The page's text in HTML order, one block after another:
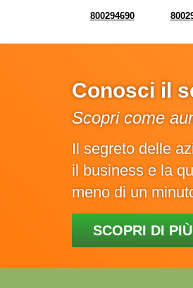
800294690
Conosci il
Scopri come
Il segreto delle
il business e la
meno di un
SCOPRI DI PIÙ